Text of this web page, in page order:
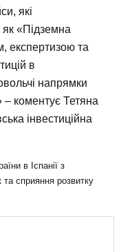
які
як «Підземна
експертизою та
в
напрямки
коментує Тетяна
інвестиційна
в Іспанії з
та сприяння розвитку